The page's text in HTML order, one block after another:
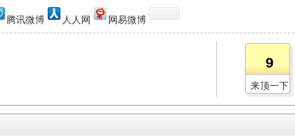
腾讯微博 人人网 网易微博
9
来顶一下